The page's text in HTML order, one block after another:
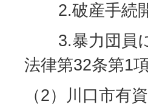
2.破産手続開
3.暴力団員に
法律第32条第1
（2）川口市有